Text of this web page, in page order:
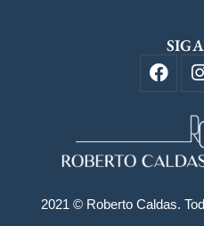
F
b
o
k
I
s
t
2021 © Roberto Caldas.